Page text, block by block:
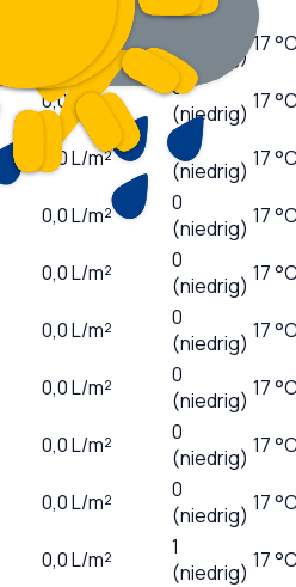
L/m²
(niedrig)17
0,0 L/m²
0
(niedrig) 17
0,0L/m²
(niedrig) 17
0,0L/m²
0
(niedrig) 17
0,0L/m²
0
(niedrig) 17
0,0L/m²
0
(niedrig) 17
0,0L/m²
0
(niedrig) 17
0,0L/m²
0
(niedrig) 17
0,0L/m²
0
(niedrig) 17
0,0L/m²
1
(niedrig) 17